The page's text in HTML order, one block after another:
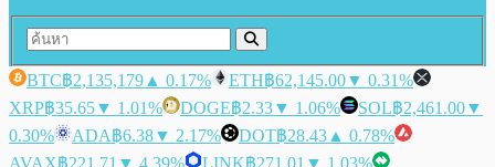
BTC฿2,135,179 ▲ 0.17% ETH฿62,145.00▼ 0.31%
XRP฿35.65▼ 1.01% DOGE฿2.33▼ 1.06% SOL฿2,461.00▼
0.30%
ADA฿6.38▼ 2.17% DOT฿28.43 ▲ 0.78%
AVAX฿221.71 ▼ 4.39% LINK฿271.01 ▼ 1.03%